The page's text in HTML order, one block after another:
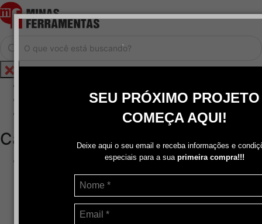
.
SEU PRÓXIMO PROJETO
COMEÇA AQUI!
Deixe aqui o seu email e receba informações e
especiais para a sua primeira compra!!!
Cadastrar / Logar
Central de Atendimento
Categorias
Disco de Corte
Disco de Corte e Desbaste-Dupla Aplicação
Disco de Desbaste
Escovas de Aço